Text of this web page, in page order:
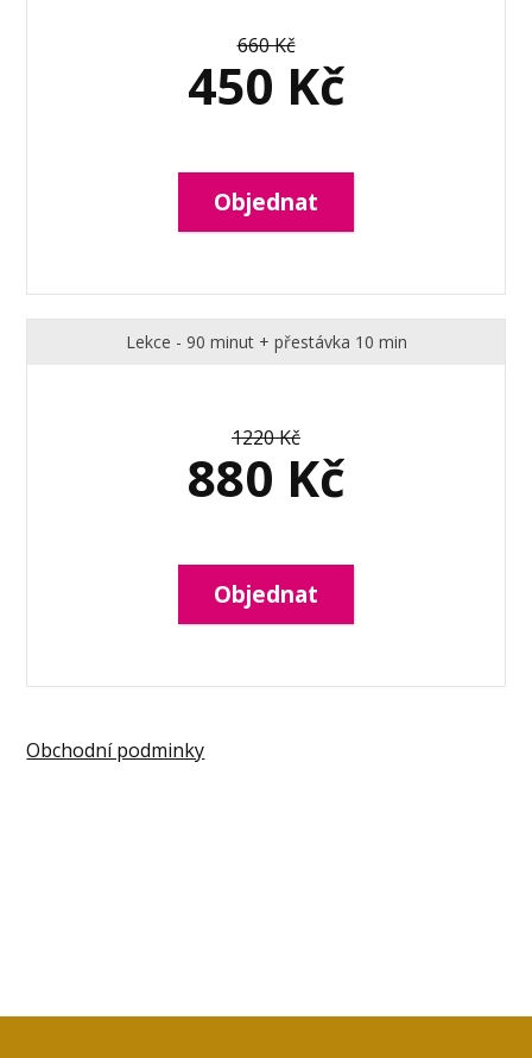
660 Kč
450 Kč
Objednat
Lekce - 90 minut + přestávka 10 min
1220 Kč
880 Kč
Objednat
Obchodní podminky